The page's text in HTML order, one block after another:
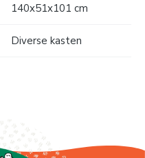
140x51x101 cm
Diverse kasten